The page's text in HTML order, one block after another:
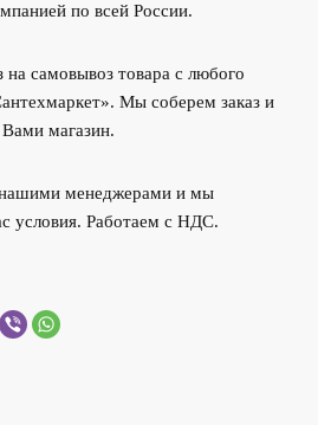
по всей России.
самовывоз товара с любого
Мы соберем заказ и
магазин.
менеджерами и мы
условия. Работаем с НДС.